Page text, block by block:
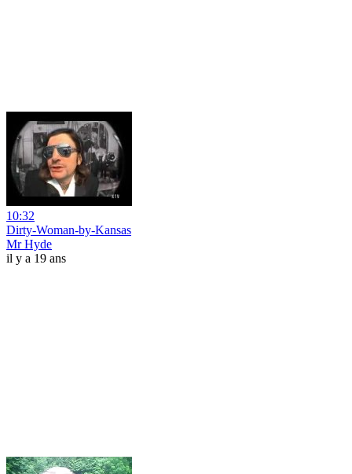
10:32
Dirty-Woman-by-Kansas
Mr Hyde
il y a 19 ans